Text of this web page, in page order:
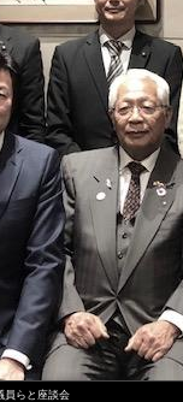
員らと座談会